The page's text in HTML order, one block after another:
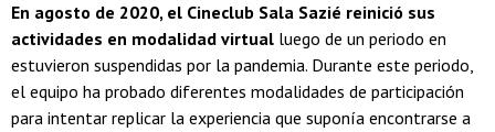
En agosto de 2020, el Cineclub Sala Sazié reinició sus
actividades en modalidad virtual luego de un periodo en
estuvieron suspendidas por la pandemia. Durante este periodo,
el equipo ha probado diferentes modalidades de participación
para intentar replicar la experiencia que suponía encontrarse a